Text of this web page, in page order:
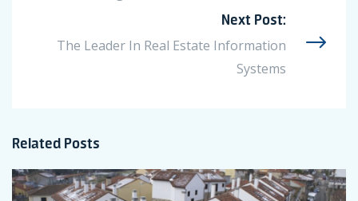
Next Post:
The Leader In Real Estate Information
Systems
Related Posts